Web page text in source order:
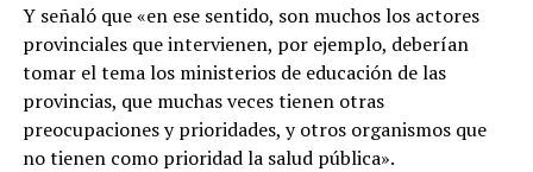
Y señaló que «en ese sentido, son muchos los actores
provinciales que intervienen, por ejemplo, deberían
tomar el tema los ministerios de educación de las
provincias, que muchas veces tienen otras
preocupaciones y prioridades, y otros organismos que
no tienen como prioridad la salud pública».